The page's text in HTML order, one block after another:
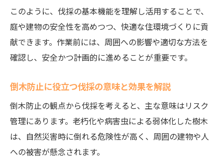
環境に優しい伐採の実践ポイントを解説
環境配慮の伐採方法で自然と共生する秘訣
伐採が生態系へ与える影響と対策を考える
伐採後の木材活用で環境負荷を減らす工夫
植栽や森林管理に活きる伐採の技術と意義
庭木の伐採がもたらすメリットと注意点
庭木伐採のメリットと伐採時の注意事項
伐採がスペース確保や安全確保に役立つ理
このように、伐採の基本機能を理解し活用することで、
庭や建物の安全性を高めつつ、快適な住環境づくりに貢
献できます。作業前には、周囲への影響や適切な方法を
確認し、安全かつ計画的に進めることが重要です。
倒木防止に役立つ伐採の意味と効果を解説
倒木防止の観点から伐採を考えると、主な意味はリスク
管理にあります。老朽化や病害虫による弱体化した樹木
は、自然災害時に倒れる危険性が高く、周囲の建物や人
への被害が懸念されます。